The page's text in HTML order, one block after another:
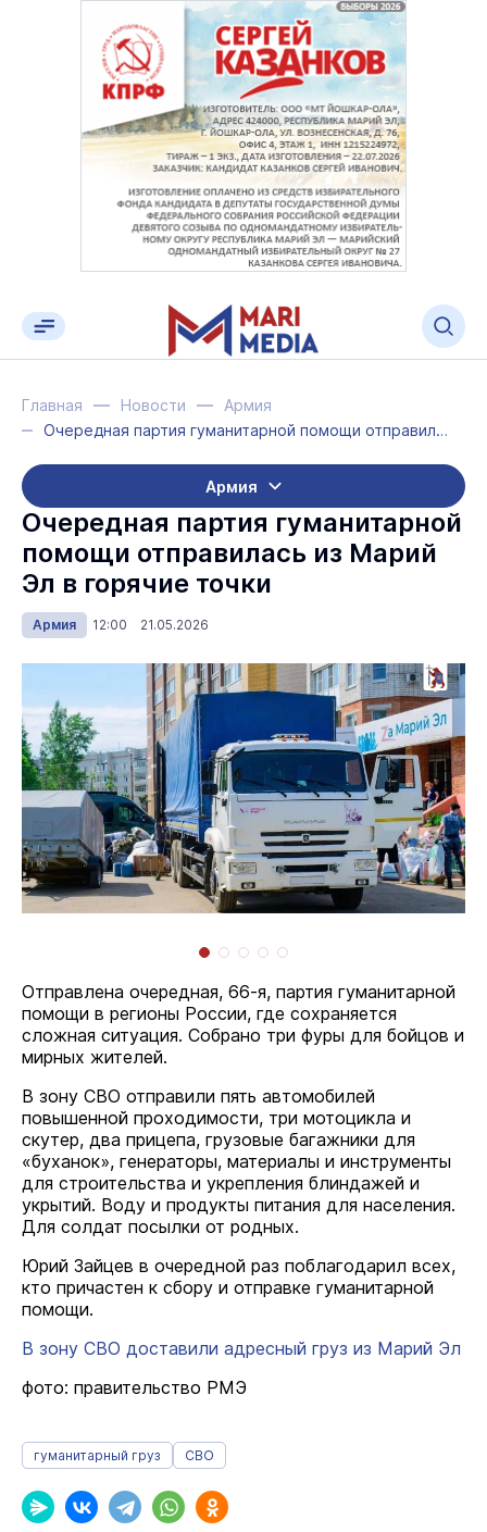
Главная Новости
Армия
Очередная партия гуманитарной помощи отправилась из Марий Эл в горячие точки
Армия
Очередная партия гуманитарной
помощи отправилась из Марий
Эл в горячие точки
Армия 12:00 21.05.2026
Отправлена очередная, 66-я, партия гуманитарной
помощи в регионы России, где сохраняется
сложная ситуация. Собрано три фуры для бойцов и
мирных жителей.
В зону СВО отправили пять автомобилей
повышенной проходимости, три мотоцикла и
скутер, два прицепа, грузовые багажники для
«буханок», генераторы, материалы и инструменты
для строительства и укрепления блиндажей и
укрытий. Воду и продукты питания для населения.
Для солдат посылки от родных.
Юрий Зайцев в очередной раз поблагодарил всех,
кто причастен к сбору и отправке гуманитарной
помощи.
В зону СВО доставили адресный груз из Марий Эл
фото: правительство РМЭ
гуманитарный груз СВО